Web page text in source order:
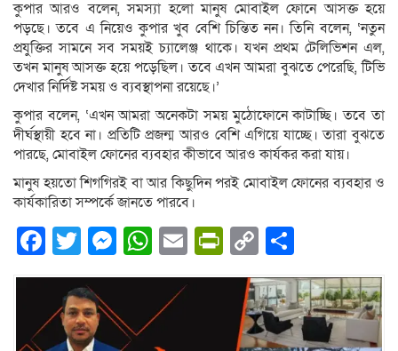
কুপার আরও বলেন, সমস্যা হলো মানুষ মোবাইল ফোনে আসক্ত হয়ে
পড়ছে। তবে এ নিয়েও কুপার খুব বেশি চিন্তিত নন। তিনি বলেন, ‘নতুন
প্রযুক্তির সামনে সব সময়ই চ্যালেঞ্জ থাকে। যখন প্রথম টেলিভিশন এল,
তখন মানুষ আসক্ত হয়ে পড়েছিল। তবে এখন আমরা বুঝতে পেরেছি, টিভি
দেখার নির্দিষ্ট সময় ও ব্যবস্থাপনা রয়েছে।’
কুপার বলেন, ‘এখন আমরা অনেকটা সময় মুঠোফোনে কাটাচ্ছি। তবে তা
দীর্ঘস্থায়ী হবে না। প্রতিটি প্রজন্ম আরও বেশি এগিয়ে যাচ্ছে। তারা বুঝতে
পারছে, মোবাইল ফোনের ব্যবহার কীভাবে আরও কার্যকর করা যায়।
মানুষ হয়তো শিগগিরই বা আর কিছুদিন পরই মোবাইল ফোনের ব্যবহার ও
কার্যকারিতা সম্পর্কে জানতে পারবে।
Facebook
Twitter
Messenger
WhatsApp
EmailPrintFriendly
Copy
Link